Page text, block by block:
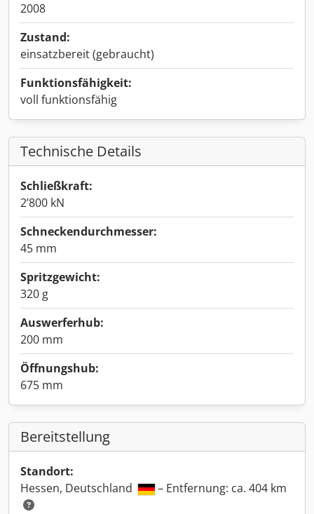
2008
Zustand:
einsatzbereit (gebraucht)
Funktionsfähigkeit:
voll funktionsfähig
Technische Details
Schließkraft:
2’800 kN
Schneckendurchmesser:
45 mm
Spritzgewicht:
320 g
Auswerferhub:
200 mm
Öffnungshub:
675 mm
Bereitstellung
Standort:
Hessen, Deutschland
– Entfernung: ca. 404 km